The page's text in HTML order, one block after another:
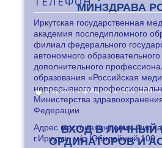
МИНЗДРАВА
Версия официального
ВХОД В ЛИЧНЫЙ
ОРДИНАТОРОВ И
Иркутская государственная
академия последипломного
филиал федерального
автономного
дополнительного
образования «Российская
непрерывного
Министерства
Федерации
Адрес местонахождения
г.Иркутск, м/р Юбилейный,100.